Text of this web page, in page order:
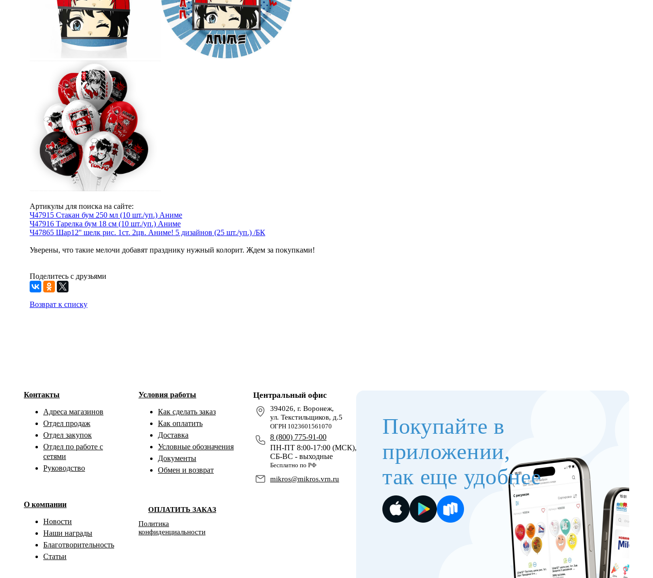
Артикулы для поиска на сайте:
Ч47915 Стакан бум 250 мл (10 шт./уп.) Аниме
Ч47916 Тарелка бум 18 см (10 шт./уп.) Аниме
Ч47865 Шар12'' шелк рис. 1ст. 2цв. Аниме! 5 дизайнов (25 шт./уп.) /БК
Уверены, что такие мелочи добавят празднику нужный колорит. Ждем за покупками!
Поделитесь с друзьями
Возврат к списку
Центральный офис
394026, г. Воронеж,
ул. Текстильщиков, д.5
ОГРН 1023601561070
8 (800) 775-91-00
ПН-ПТ 8:00-17:00 (МСК),
СБ-ВС - выходные
Бесплатно по РФ
mikros@mikros.vrn.ru
Контакты
Адреса магазинов
Отдел продаж
Отдел закупок
Отдел по работе с
сетями
Руководство
О компании
Новости
Наши награды
Благотворительность
Статьи
Условия работы
Как сделать заказ
Как оплатить
Доставка
Условные обозначения
Документы
Обмен и возврат
ОПЛАТИТЬ ЗАКАЗ
Политика
конфиденциальности
Покупайте в
приложении,
так еще удобнее